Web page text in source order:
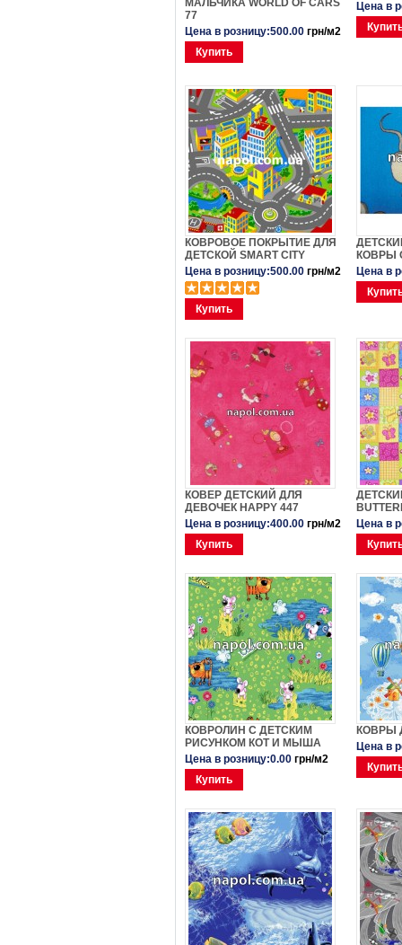
МАЛЬЧИКА WORLD OF CARS
77
Цена в розницу:500.00 грн/м2
Купить
Цена в
КОВРОВОЕ ПОКРЫТИЕ ДЛЯ
ДЕТСКОЙ SMART CITY
Цена в розницу:500.00 грн/м2
Купить
КОВРЫ
Цена в
КОВЕР ДЕТСКИЙ ДЛЯ
ДЕВОЧЕК HAPPY 447
Цена в розницу:400.00 грн/м2
Купить
Цена в
КОВРОЛИН С ДЕТСКИМ
РИСУНКОМ КОТ И МЫША
Цена в розницу:0.00 грн/м2
Купить
КОВРЫ
Цена в